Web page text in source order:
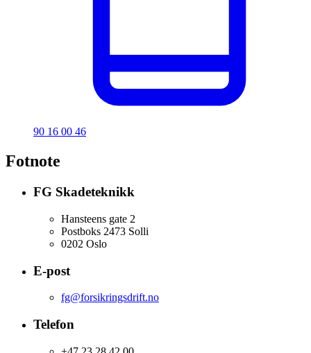
90 16 00 46
Fotnote
FG Skadeteknikk
Hansteens gate 2
Postboks 2473 Solli
0202 Oslo
E-post
fg@forsikringsdrift.no
Telefon